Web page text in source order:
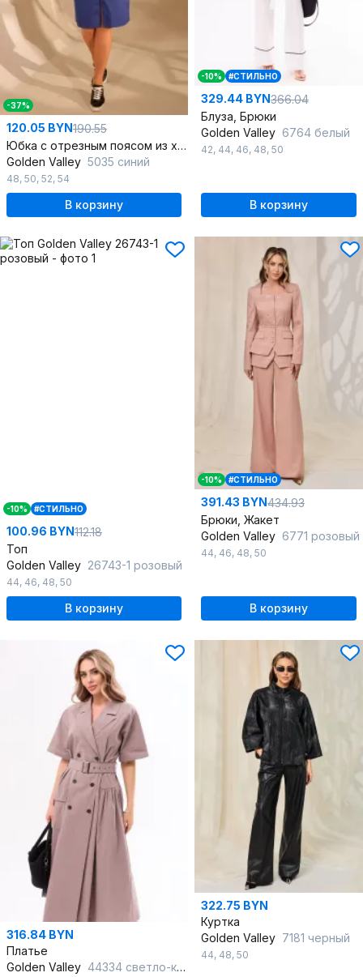
-37%
120.05 BYN190.55
Юбка с отрезным поясом из хлопка с карманами
Golden Valley 5035 синий
48, 50, 52, 54
В корзину
-10% #СТИЛЬНО
329.44 BYN366.04
Блуза, Брюки
Golden Valley 6764 белый
42, 44, 46, 48, 50
В корзину
-10% #СТИЛЬНО
100.96 BYN112.18
Топ
Golden Valley 26743-1 розовый
44, 46, 48, 50
В корзину
-10% #СТИЛЬНО
391.43 BYN434.93
Брюки, Жакет
Golden Valley 6771 розовый
44, 46, 48, 50
В корзину
316.84 BYN
Платье
Golden Valley 44334 светло-коричневый
322.75 BYN
Куртка
Golden Valley 7181 черный
44, 48, 50